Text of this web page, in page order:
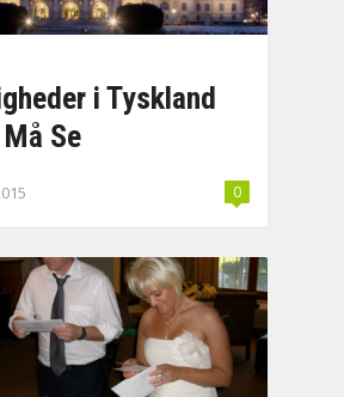
i Tyskland
Se
0